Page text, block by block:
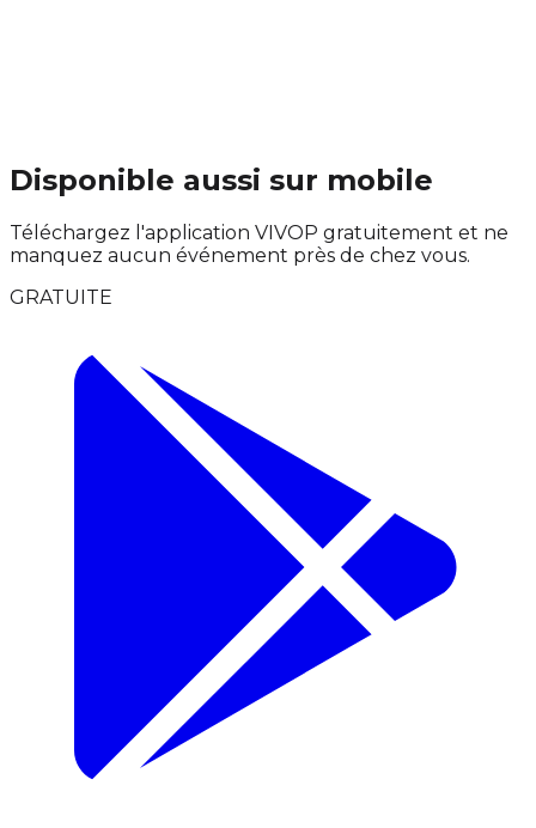
Disponible aussi sur mobile
Téléchargez l'application VIVOP gratuitement et ne
manquez aucun événement près de chez vous.
GRATUITE